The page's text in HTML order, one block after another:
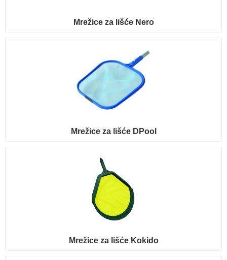
Mrežice za lišće Nero
Mrežice za lišće DPool
Mrežice za lišće Kokido